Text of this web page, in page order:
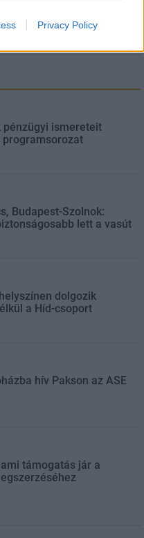
Privacy Policy
pénzügyi ismereteit
programsorozat
Budapest-Szolnok:
lett a vasút
dolgozik
a Híd-csoport
hív Pakson az ASE
támogatás jár a